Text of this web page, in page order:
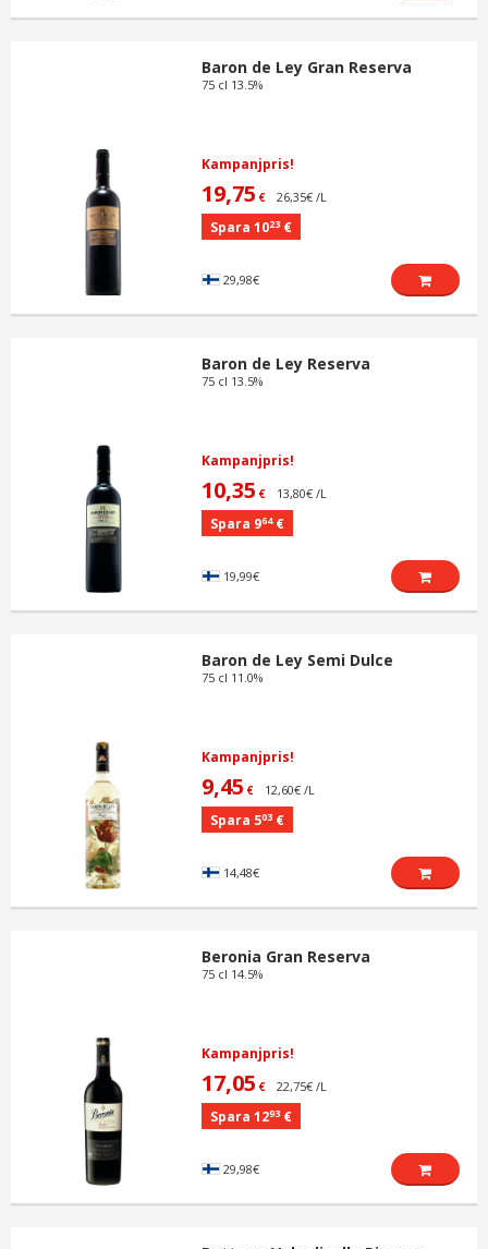
Baron de Ley Gran Reserva
75 cl 13.5%
Kampanjpris!
19,75 € 26,35€ /L
Spara 1023 €
29,98€
Baron de Ley Reserva
75 cl 13.5%
Kampanjpris!
10,35 € 13,80€ /L
Spara 964€
19,99€
Baron de Ley Semi Dulce
75 cl 11.0%
Kampanjpris!
9,45 € 12,60€ /L
Spara 503 €
14,48€
Beronia Gran Reserva
75 cl 14.5%
Kampanjpris!
17,05 € 22,75€ /L
Spara 1293 €
29,98€